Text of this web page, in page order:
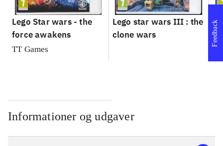
Lego Star wars - the
force awakens
TT Games
Lego star wars III : the
clone wars
Informationer og udgaver
Feedback